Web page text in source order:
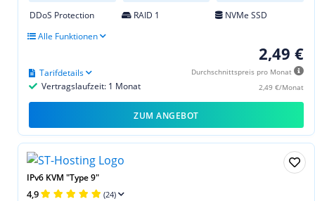
DDoS Protection RAID 1
NVMe SSD
Alle Funktionen
2,49 €
Durchschnittspreis pro Monat
2,49 €/Monat
Vertragslaufzeit: 1 Monat
Tarifdetails
ZUM ANGEBOT
IPv6 KVM "Type 9"
4,9 (24)